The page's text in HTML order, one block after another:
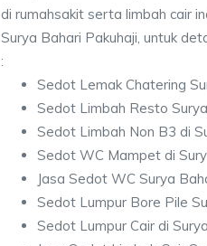
di rumahsakit serta limbah cair
Surya Bahari Pakuhaji, untuk
:
Sedot Lemak Chatering
Sedot Limbah Resto
Sedot Limbah Non B3 di
Sedot WC Mampet di
Jasa Sedot WC Surya
Sedot Lumpur Bore Pile
Sedot Lumpur Cair di